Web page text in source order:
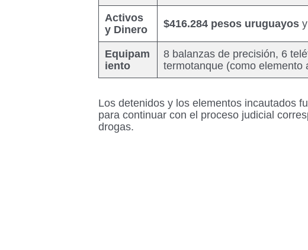
Activos
y Dinero
$416.284 pesos uruguayos y
Equipam
iento
8 balanzas de precisión, 6
termotanque (como elemento
Los detenidos y los elementos incautados
para continuar con el proceso judicial
drogas.